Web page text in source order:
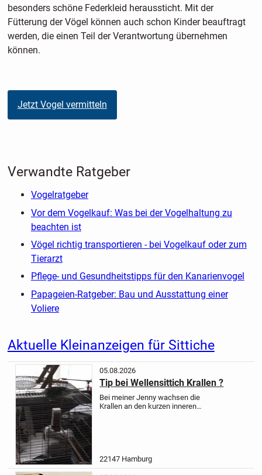
besonders schöne Federkleid heraussticht. Mit der
Fütterung der Vögel können auch schon Kinder beauftragt
werden, die einen Teil der Verantwortung übernehmen
können.
Jetzt Vogel vermitteln
Verwandte Ratgeber
Vogelratgeber
Vor dem Vogelkauf: Was bei der Vogelhaltung zu
beachten ist
Vögel richtig transportieren - bei Vogelkauf oder zum
Tierarzt
Pflege- und Gesundheitstipps für den Kanarienvogel
Papageien-Ratgeber: Bau und Ausstattung einer
Voliere
Aktuelle Kleinanzeigen für Sittiche
05.08.2026
Tip bei Wellensittich Krallen ?
Bei meiner Jenny wachsen die
Krallen an den kurzen inneren
22147 Hamburg